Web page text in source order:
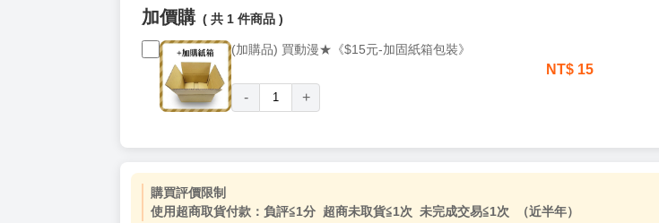
加價購 ( 共 1 件商品 )
(加購品) 買動漫★《$15元-加固紙箱包裝》
NT$ 15
-
+
購買評價限制
使用超商取貨付款：負評≦1分 超商未取貨≦1次 未完成交易≦1次 （近半年）